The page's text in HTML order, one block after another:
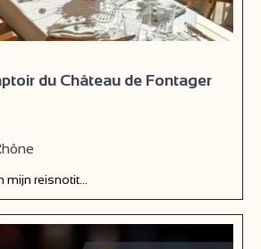
du Château de Fontager
mijn reisnotitieboek